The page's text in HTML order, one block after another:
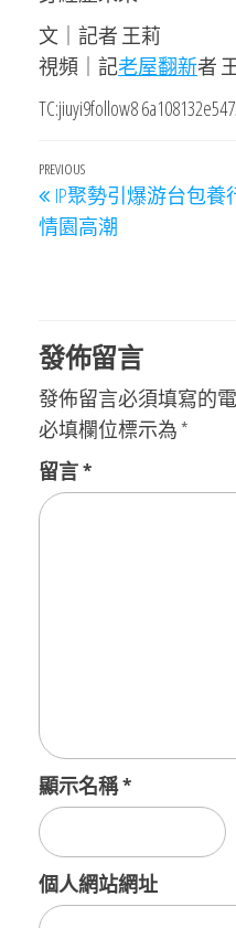
文｜記者 王莉
視頻｜記老屋翻新者
TC:jiuyi9follow8
文
章
導
Previous
Post
PREVIOUS
IP聚勢引爆游台包養
情園高潮
發佈留言
發佈留言必須填寫的
必填欄位標示為 *
留言*
顯示名稱*
個人網站網址